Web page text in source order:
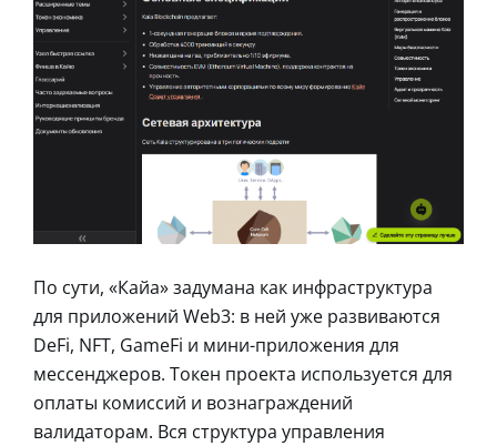
По сути, «Кайа» задумана как инфраструктура
для приложений Web3: в ней уже развиваются
DeFi, NFT, GameFi и мини-приложения для
мессенджеров. Токен проекта используется для
оплаты комиссий и вознаграждений
валидаторам. Вся структура управления